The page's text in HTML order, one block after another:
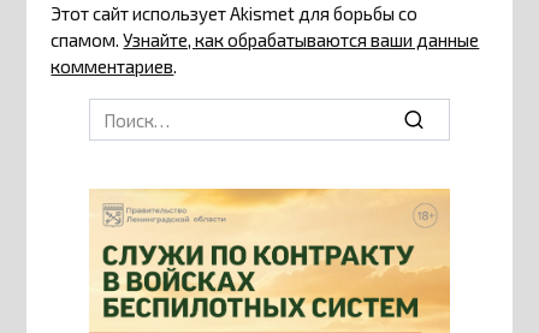
Этот сайт использует Akismet для борьбы со
спамом.Узнайте, как обрабатываются ваши данные
комментариев.
Search
for: